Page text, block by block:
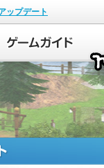
ップデート